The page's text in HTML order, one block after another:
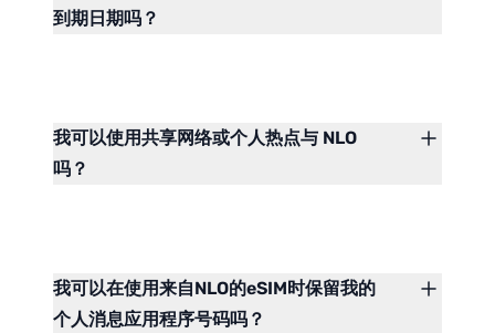
到期日期吗？
我可以使用共享网络或个人热点与 NLO
吗？
我可以在使用来自NLO的eSIM时保留我的
个人消息应用程序号码吗？